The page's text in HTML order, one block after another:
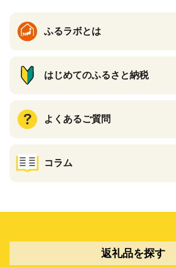
ふるラボとは
はじめてのふるさと納税
よくあるご質問
コラム
返礼品を探す